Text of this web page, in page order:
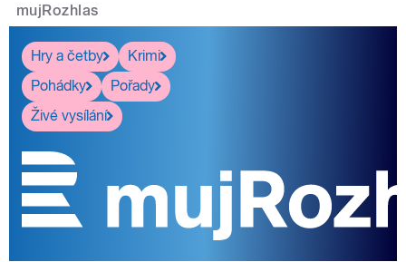
mujRozhlas
Hry a četby
Krimi
Pohádky
Pořady
Živé vysílání